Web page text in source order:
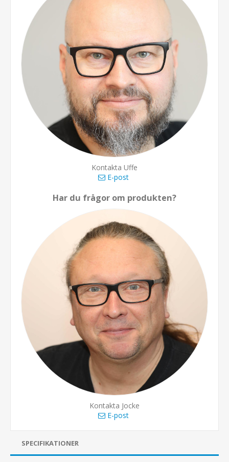
Kontakta Uffe
E-post
Har du frågor om produkten?
Kontakta Jocke
E-post
SPECIFIKATIONER